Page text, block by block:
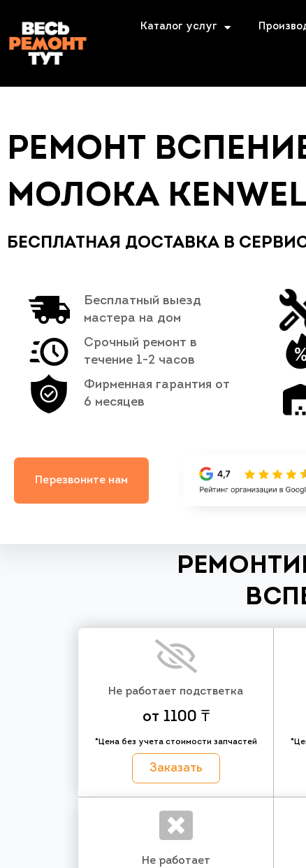
Каталог услуг
РЕМОНТ
МОЛОКА
БЕСПЛАТНАЯ ДОСТАВКА В
Бесплатный выезд
мастера на дом
Срочный ремонт в
течение 1-2 часов
Фирменная гарантия от
6 месяцев
Перезвоните нам
Не работает подстветка
от 1100 ₸
*Цена без учета стоимости запчастей
Заказать
Не работает